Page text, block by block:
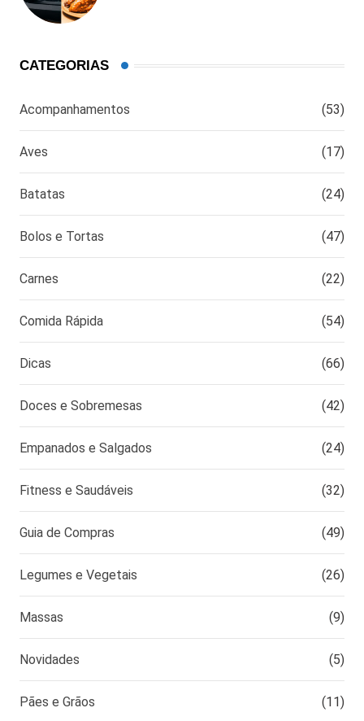
CATEGORIAS
Acompanhamentos (53)
Aves (17)
Batatas (24)
Bolos e Tortas (47)
Carnes (22)
Comida Rápida (54)
Dicas (66)
Doces e Sobremesas (42)
Empanados e Salgados (24)
Fitness e Saudáveis (32)
Guia de Compras (49)
Legumes e Vegetais (26)
Massas (9)
Novidades (5)
Pães e Grãos (11)